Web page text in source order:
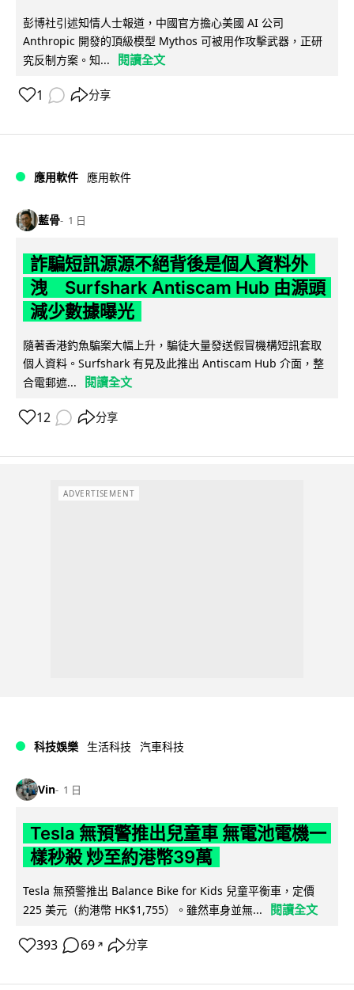
彭博社引述知情人士報道，中國官方擔心美國 AI 公司
Anthropic 開發的頂級模型 Mythos 可被用作攻擊武器，正研
究反制方案。知...
閱讀全文
1 分享
應用軟件 應用軟件
藍骨 1 日
詐騙短訊源源不絕背後是個人資料外
洩 Surfshark Antiscam Hub 由源頭
減少數據曝光
隨著香港釣魚騙案大幅上升，騙徒大量發送假冒機構短訊套取
個人資料。Surfshark 有見及此推出 Antiscam Hub 介面，整
合電郵遮...
閱讀全文
12 分享
ADVERTISEMENT
科技娛樂 生活科技 汽車科技
Vin 1 日
Tesla 無預警推出兒童車 無電池電機一
樣秒殺 炒至約港幣39萬
Tesla 無預警推出 Balance Bike for Kids 兒童平衡車，定價
225 美元（約港幣 HK$1,755）。雖然車身並無...
閱讀全文
393 69 ↗ 分享